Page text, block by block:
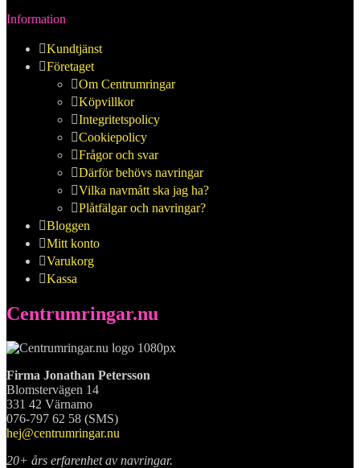
Information
Kundtjänst
Företaget
Om Centrumringar
Köpvillkor
Integritetspolicy
Cookiepolicy
Frågor och svar
Därför behövs navringar
Vilka navmått ska jag ha?
Plåtfälgar och navringar?
Bloggen
Mitt konto
Varukorg
Kassa
Centrumringar.nu
Firma Jonathan Petersson
Blomstervägen 14
331 42 Värnamo
076-797 62 58 (SMS)
hej@centrumringar.nu
20+ års erfarenhet av navringar.